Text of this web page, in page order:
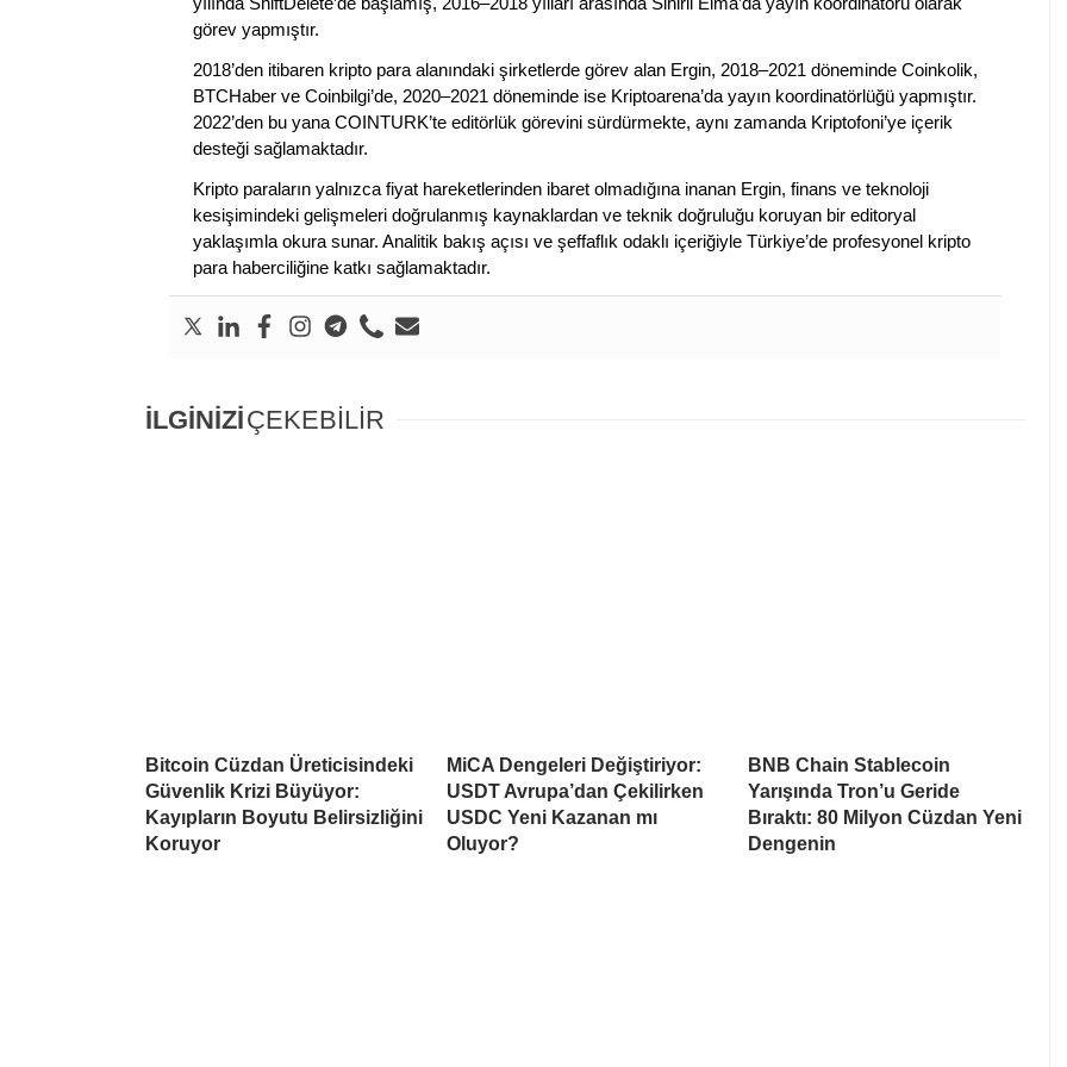
görev yapmıştır.
2018’den itibaren kripto para alanındaki şirketlerde görev alan Ergin, 2018–2021 döneminde Coinkolik,
BTCHaber ve Coinbilgi’de, 2020–2021 döneminde ise Kriptoarena’da yayın koordinatörlüğü yapmıştır.
2022’den bu yana COINTURK’te editörlük görevini sürdürmekte, aynı zamanda Kriptofoni’ye içerik
desteği sağlamaktadır.
Kripto paraların yalnızca fiyat hareketlerinden ibaret olmadığına inanan Ergin, finans ve teknoloji
kesişimindeki gelişmeleri doğrulanmış kaynaklardan ve teknik doğruluğu koruyan bir editoryal
yaklaşımla okura sunar. Analitik bakış açısı ve şeffaflık odaklı içeriğiyle Türkiye’de profesyonel kripto
para haberciliğine katkı sağlamaktadır.
İLGİNİZİÇEKEBİLİR
Bitcoin Cüzdan Üreticisindeki
Güvenlik Krizi Büyüyor:
Kayıpların Boyutu Belirsizliğini
Koruyor
MiCA Dengeleri Değiştiriyor:
USDT Avrupa’dan Çekilirken
USDC Yeni Kazanan mı
Oluyor?
BNB Chain Stablecoin
Yarışında Tron’u Geride
Bıraktı: 80 Milyon Cüzdan Yeni
Dengenin